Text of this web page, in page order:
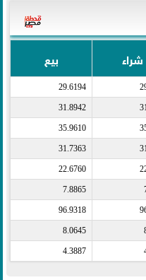
شراء بيع
29.6194
31.8942
35.9610
31.7363
22.6760
7.8865
96.9318
8.0645
4.3887